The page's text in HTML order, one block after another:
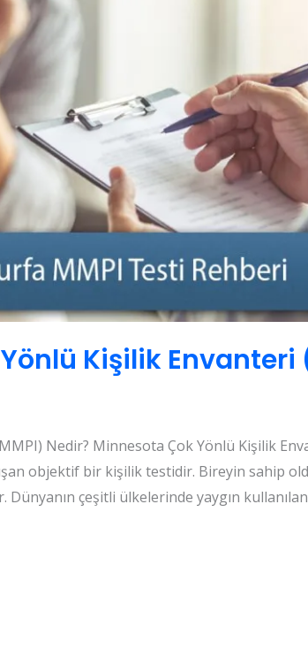
Kişilik Envanteri
Nedir? Minnesota Çok Yönlü Kişilik
objektif bir kişilik testidir. Bireyin sahip
çeşitli ülkelerinde yaygın